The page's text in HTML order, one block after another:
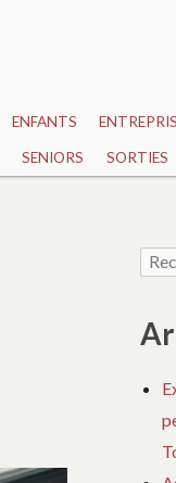
ENFANTS
SENIORS SORTIES